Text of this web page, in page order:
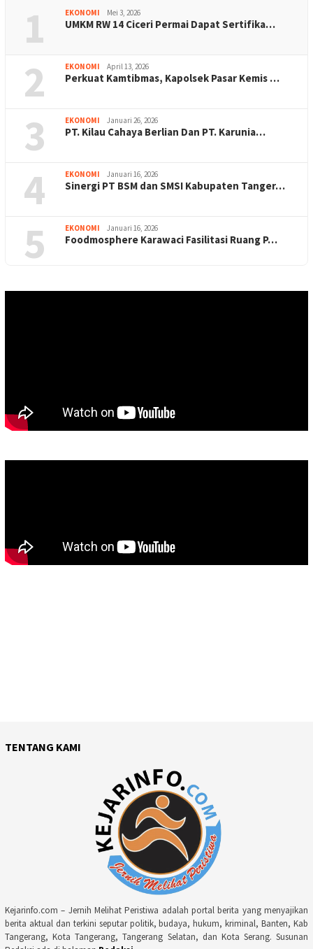
1 EKONOMI Mei 3, 2026
UMKM RW 14 Ciceri Permai Dapat Sertifika…
2 EKONOMI April 13, 2026
Perkuat Kamtibmas, Kapolsek Pasar Kemis …
3 EKONOMI Januari 26, 2026
PT. Kilau Cahaya Berlian Dan PT. Karunia…
4 EKONOMI Januari 16, 2026
Sinergi PT BSM dan SMSI Kabupaten Tanger…
5 EKONOMI Januari 16, 2026
Foodmosphere Karawaci Fasilitasi Ruang P…
TENTANG KAMI
Kejarinfo.com – Jernih Melihat Peristiwa adalah portal berita yang menyajikan
berita aktual dan terkini seputar politik, budaya, hukum, kriminal, Banten, Kab
Tangerang, Kota Tangerang, Tangerang Selatan, dan Kota Serang. Susunan